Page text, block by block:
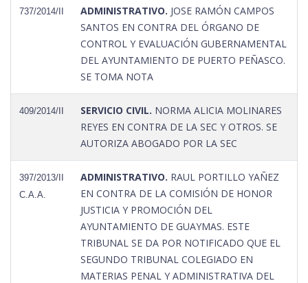
737/2014/II ADMINISTRATIVO. JOSE RAMÓN CAMPOS
SANTOS EN CONTRA DEL ÓRGANO DE
CONTROL Y EVALUACIÓN GUBERNAMENTAL
DEL AYUNTAMIENTO DE PUERTO PEÑASCO.
SE TOMA NOTA
409/2014/II SERVICIO CIVIL. NORMA ALICIA MOLINARES
REYES EN CONTRA DE LA SEC Y OTROS. SE
AUTORIZA ABOGADO POR LA SEC
397/2013/II
C.A.A.
ADMINISTRATIVO. RAUL PORTILLO YAÑEZ
EN CONTRA DE LA COMISIÓN DE HONOR
JUSTICIA Y PROMOCIÓN DEL
AYUNTAMIENTO DE GUAYMAS. ESTE
TRIBUNAL SE DA POR NOTIFICADO QUE EL
SEGUNDO TRIBUNAL COLEGIADO EN
MATERIAS PENAL Y ADMINISTRATIVA DEL